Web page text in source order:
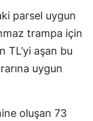
parsel uygun
trampa için
TL’yi aşan bu
uygun
oluşan 73